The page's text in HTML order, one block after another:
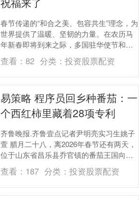
春节传递的“和合之美、包容共生”理念，为
世界提供了温暖、坚韧的力量。在农历马
年新春即将到来之际，多国驻华使节和国
际组织负责人“以诗为礼，以词寄情”，向中
国人民送....
查看：82 分类： 投资股票配资
易策略 程序员回乡种番茄：一
个西红柿里藏着28项专利
齐鲁晚报.齐鲁壹点记者尹明亮实习生姚子
萱 腊月二十八，离2026年春节还有两天，
位于山东省昌乐县乔官镇的番茄王国向全
国各地的网友发出了最后一批“黄金籽”西红
柿，....
查看： 187 分类： 投资股票配资